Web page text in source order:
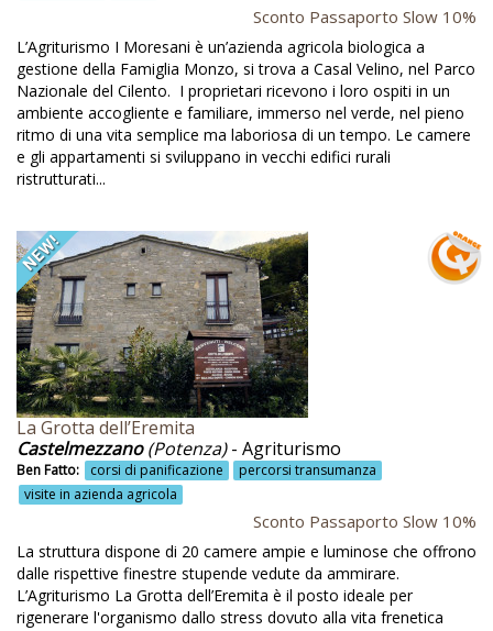
Cucina
Cucina autentica
Cucina biologica
Cucina emiliana locale
Cucina molisana
Cucina per celiaci
Cucina tipica
Cucina tradizionale
Cucina vegana
Cucina vegetariana
Cucina vegetariana e vegana
Cultura dell'olio
Cultura locale
Sconto Passaporto Slow 10%
L’Agriturismo I Moresani è un’azienda agricola biologica a
gestione della Famiglia Monzo, si trova a Casal Velino, nel Parco
Nazionale del Cilento. I proprietari ricevono i loro ospiti in un
ambiente accogliente e familiare, immerso nel verde, nel pieno
ritmo di una vita semplice ma laboriosa di un tempo. Le camere
e gli appartamenti si sviluppano in vecchi edifici rurali
ristrutturati...
La Grotta dell’Eremita
Castelmezzano(Potenza)- Agriturismo
Ben Fatto: corsi di panificazione
percorsi transumanza
visite in azienda agricola
Sconto Passaporto Slow 10%
La struttura dispone di 20 camere ampie e luminose che offrono
dalle rispettive finestre stupende vedute da ammirare.
L’Agriturismo La Grotta dell’Eremita è il posto ideale per
rigenerare l'organismo dallo stress dovuto alla vita frenetica